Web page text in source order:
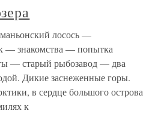
лосось —
— знакомства — попытка
— старый рыбозавод — два
Дикие заснеженные горы.
в сердце большого острова
к